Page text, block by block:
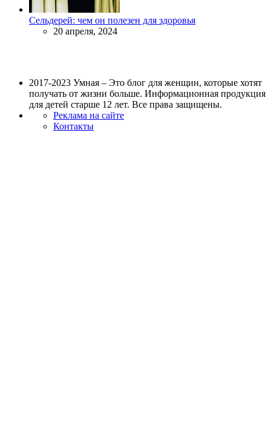
Сельдерей: чем он полезен для здоровья
20 апреля, 2024
2017-2023 Умная – Это блог для женщин, которые хотят
получать от жизни больше. Информационная продукция
для детей старше 12 лет. Все права защищены.
Реклама на сайте
Контакты